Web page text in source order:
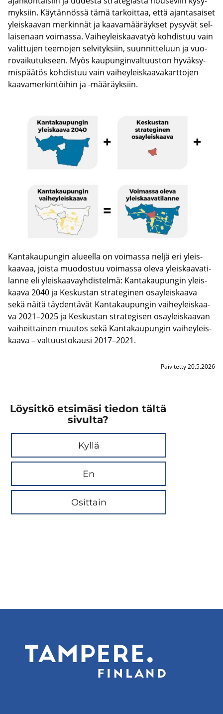
myk­siin. Käy­tän­nös­sä tämä tar­koit­taa, että ajan­ta­sai­set
yleis­kaa­van mer­kin­nät ja kaa­va­mää­räyk­set py­sy­vät sel­
lai­se­naan voi­mas­sa. Vai­hey­leis­kaa­va­työ koh­dis­tuu vain
va­lit­tu­jen tee­mo­jen sel­vi­tyk­siin, suun­nit­te­luun ja vuo­
ro­vai­ku­tuk­seen. Myös kau­pun­gin­val­tuus­ton hy­väk­sy­
mis­pää­tös koh­dis­tuu vain vai­hey­leis­kaa­va­kart­to­jen
kaa­va­mer­kin­töi­hin ja -​määräyksiin.
Kan­ta­kau­pun­gin alu­eel­la on voi­mas­sa neljä eri yleis­
kaa­vaa, jois­ta muo­dos­tuu voi­mas­sa oleva yleis­kaa­va­ti­
lan­ne eli yleis­kaa­vayh­dis­tel­mä: Kan­ta­kau­pun­gin yleis­
kaa­va 2040 ja Kes­kus­tan stra­te­gi­nen osay­leis­kaa­va
sekä näitä täy­den­tä­vät Kan­ta­kau­pun­gin vai­hey­leis­kaa­
va 2021–2025 ja Kes­kus­tan stra­te­gi­sen osay­leis­kaa­van
vai­heit­tai­nen muu­tos sekä Kan­ta­kau­pun­gin vai­hey­leis­
kaa­va – val­tuus­to­kausi 2017–2021.
Päivitetty 20.5.2026
Löysitkö etsimäsi tiedon tältä
sivulta?
Kyllä
En
Osittain